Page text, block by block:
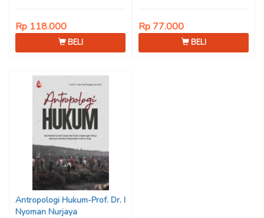
Rp 118.000
BELI
Rp 77.000
BELI
Antropologi Hukum-Prof. Dr. I
Nyoman Nurjaya